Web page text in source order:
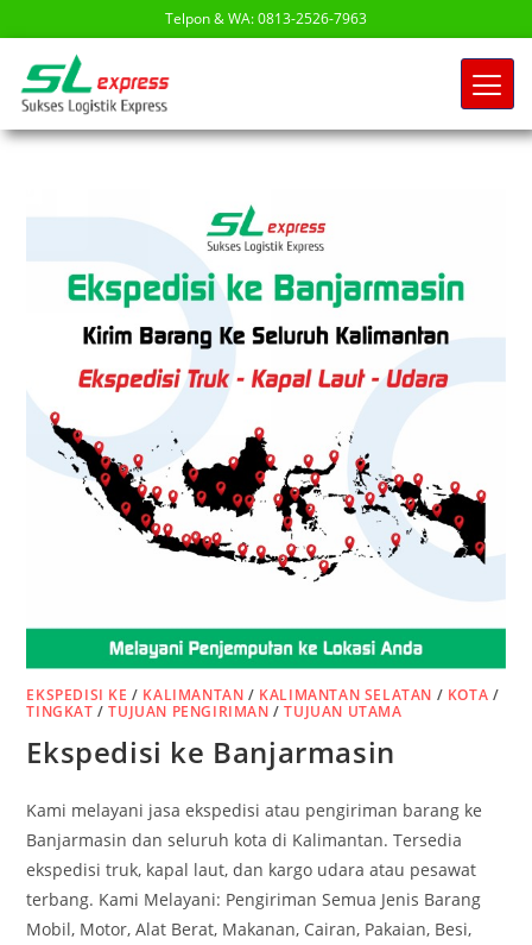
Telpon & WA: 0813-2526-7963
EKSPEDISI KE / KALIMANTAN / KALIMANTAN SELATAN / KOTA /
TINGKAT /TUJUAN PENGIRIMAN /TUJUAN UTAMA
Ekspedisi ke Banjarmasin
Kami melayani jasa ekspedisi atau pengiriman barang ke
Banjarmasin dan seluruh kota di Kalimantan. Tersedia
ekspedisi truk, kapal laut, dan kargo udara atau pesawat
terbang. Kami Melayani: Pengiriman Semua Jenis Barang
Mobil, Motor, Alat Berat, Makanan, Cairan, Pakaian, Besi,